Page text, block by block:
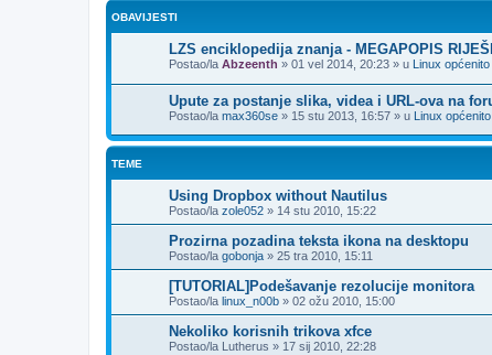
OBAVIJESTI
LZS enciklopedija znanja - MEGAPOPIS
Postao/la Abzeenth » 01 vel 2014, 20:23 » u Linux općenito
Upute za postanje slika, videa i URL-ova na
Postao/la max360se » 15 stu 2013, 16:57 » u Linux općenito
TEME
Using Dropbox without Nautilus
Postao/la zole052 » 14 stu 2010, 15:22
Prozirna pozadina teksta ikona na desktopu
Postao/la gobonja » 25 tra 2010, 15:11
[TUTORIAL]Podešavanje rezolucije monitora
Postao/la linux_n00b » 02 ožu 2010, 15:00
Nekoliko korisnih trikova xfce
Postao/la Lutherus » 17 sij 2010, 22:28